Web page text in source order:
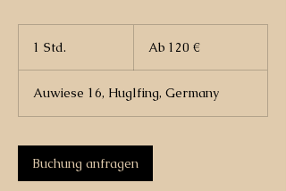
1 Std.
d
EuroAb 120 €
Auwiese 16, Huglfing, Germany
Buchung anfragen